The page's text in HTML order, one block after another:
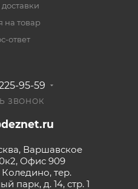
на товар
ответ
95-59
ЗВОНОК
Варшавское
Офис 909
Коледино, тер.
парк, д. 14, стр. 1